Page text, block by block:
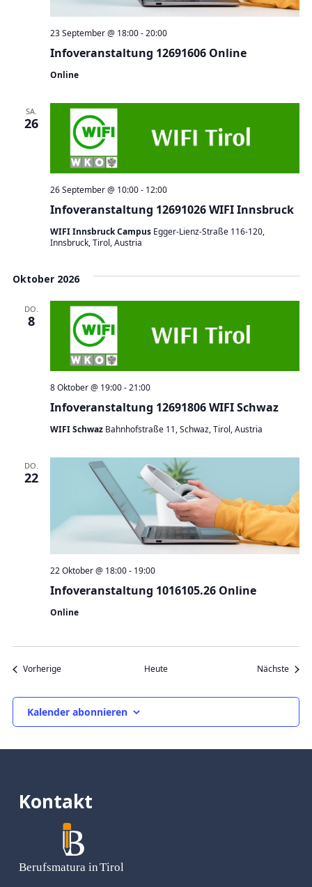
Infoveranstaltung 12691606 Online
23 September @ 18:00-20:00
Online
SA.
26
Infoveranstaltung 12691026 WIFI Innsbruck
26 September @ 10:00- 12:00
WIFI Innsbruck Campus Egger-Lienz-Straße 116-120,
Innsbruck, Tirol, Austria
Oktober 2026
DO.
8
Infoveranstaltung 12691806 WIFI Schwaz
8 Oktober @ 19:00-21:00
WIFI Schwaz Bahnhofstraße 11, Schwaz, Tirol, Austria
DO.
22
Infoveranstaltung 1016105.26 Online
22 Oktober @ 18:00- 19:00
Online
VorherigeVeranstaltungen Heute Nächste
Kalender abonnieren
Kontakt